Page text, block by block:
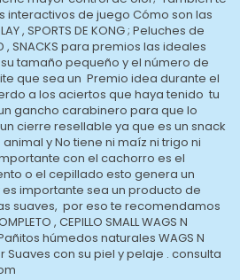
de juego Cómo son las
, SPORTS DE KONG ; Peluches de
, SNACKS para premios las ideales
su tamaño pequeño y el número de
que sea un Premio idea durante el
a los aciertos que haya tenido tu
gancho carabinero para que lo
cierre resellable ya que es un snack
y No tiene ni maíz ni trigo ni
con el cachorro es el
o el cepillado esto genera un
importante sea un producto de
suaves, por eso te recomendamos
, CEPILLO SMALL WAGS N
húmedos naturales WAGS N
Suaves con su piel y pelaje . consulta